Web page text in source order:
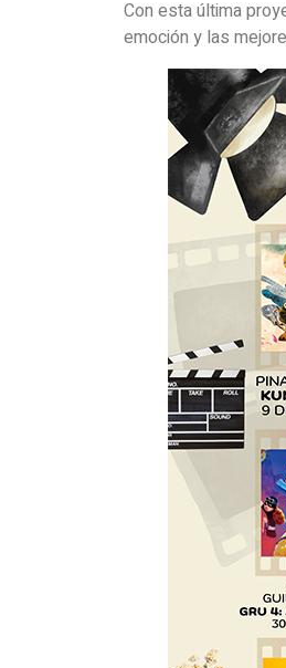
Con esta última
emoción y las